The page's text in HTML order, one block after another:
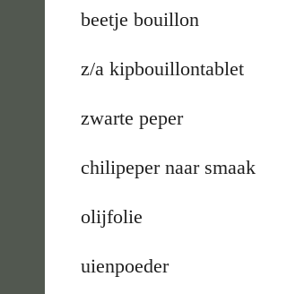
beetje bouillon
z/a kipbouillontablet
zwarte peper
chilipeper naar smaak
olijfolie
uienpoeder